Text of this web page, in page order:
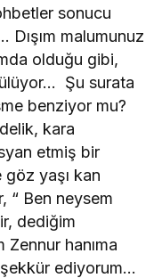
sonucu
Dışım malumunuz
olduğu gibi,
Şu surata
benziyor mu?
kara
etmiş bir
yaşı kan
“ Ben neysem
dediğim
Zennur hanıma
ediyorum…